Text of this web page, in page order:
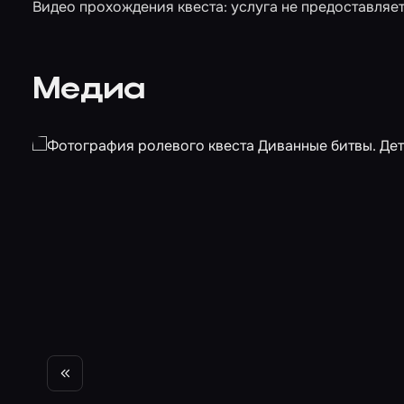
Видео прохождения квеста: услуга не
Медиа